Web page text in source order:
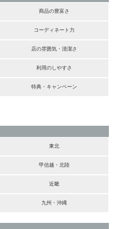
商品の豊富さ
コーディネート力
店の雰囲気・清潔さ
利用のしやすさ
特典・キャンペーン
東北
甲信越・北陸
近畿
九州・沖縄